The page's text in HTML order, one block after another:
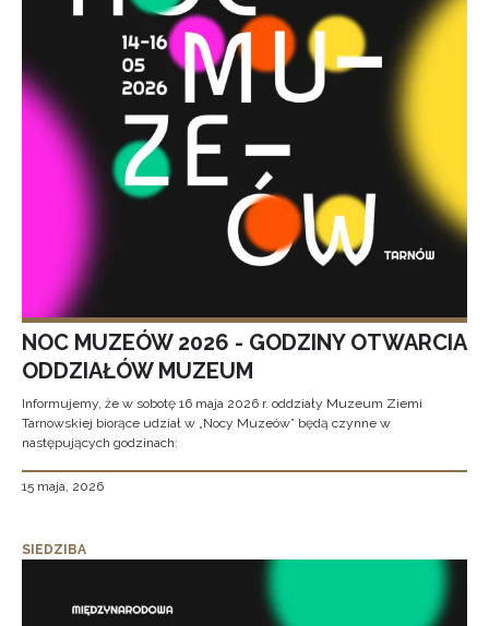
NOC MUZEÓW 2026 - GODZINY OTWARCIA
ODDZIAŁÓW MUZEUM
Informujemy, że w sobotę 16 maja 2026 r. oddziały Muzeum Ziemi
Tarnowskiej biorące udział w „Nocy Muzeów” będą czynne w
następujących godzinach:
15 maja, 2026
SIEDZIBA